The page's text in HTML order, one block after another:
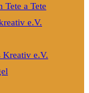
Tete a Tete
e.V.
Kreativ e.V.